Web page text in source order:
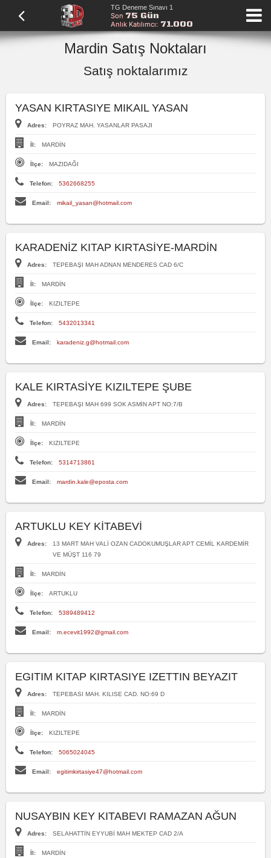
TG Deneme Sınavı 1
Son 75 Gün
Anlık Katılımcı: 71.000
Mardin Satış Noktaları
Satış noktalarımız
YASAN KIRTASIYE MIKAIL YASAN
Adres: POYRAZ MAH. YASANLAR PASAJI
İl: MARDİN
İlçe: MAZIDAĞI
Telefon: 5362668255
Email: mikail_yasan@hotmail.com
KARADENİZ KITAP KIRTASİYE-MARDİN
Adres: TEPEBAŞI MAH ADNAN MENDERES CAD 6/C
İl: MARDİN
İlçe: KIZILTEPE
Telefon: 5432013341
Email: karadeniz.g@hotmail.com
KALE KIRTASİYE KIZILTEPE ŞUBE
Adres: TEPEBAŞI MAH 699 SOK ASMİN APT NO:7/B
İl: MARDİN
İlçe: KIZILTEPE
Telefon: 5314713861
Email: mardin.kale@eposta.com
ARTUKLU KEY KİTABEVİ
Adres:
13 MART MAH VALİ OZAN CADOKUMUŞLAR APT CEMİL KARDEMİR
VE MÜŞT 116 79
İl: MARDİN
İlçe: ARTUKLU
Telefon: 5389489412
Email: m.ecevit1992@gmail.com
EGITIM KITAP KIRTASIYE IZETTIN BEYAZIT
Adres: TEPEBASI MAH. KILISE CAD. NO:69 D
İl: MARDİN
İlçe: KIZILTEPE
Telefon: 5065024045
Email: egitimkirtasiye47@hotmail.com
NUSAYBIN KEY KITABEVI RAMAZAN AĞUN
Adres: SELAHATTİN EYYUBİ MAH MEKTEP CAD 2/A
İl: MARDİN